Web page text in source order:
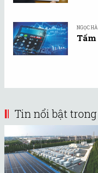
NGỌC HÀ
Tấm
Tin nổi bật